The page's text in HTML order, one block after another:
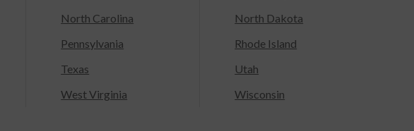
North Carolina
North Dakota
Pennsylvania
Rhode Island
Texas
Utah
West Virginia
Wisconsin